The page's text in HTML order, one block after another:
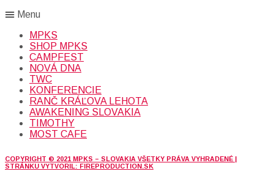
Menu
MPKS
SHOP MPKS
CAMPFEST
NOVÁ DNA
TWC
KONFERENCIE
RANČ KRÁĽOVA LEHOTA
AWAKENING SLOVAKIA
TIMOTHY
MOST CAFE
COPYRIGHT © 2021 MPKS – SLOVAKIA VŠETKY PRÁVA VYHRADENÉ |
STRÁNKU VYTVORIL: FIREPRODUCTION.SK